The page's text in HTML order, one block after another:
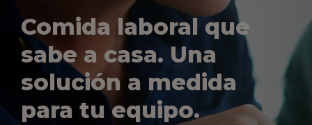
Comida laboral que
sabe a casa. Una
solución a medida
para tu equipo.